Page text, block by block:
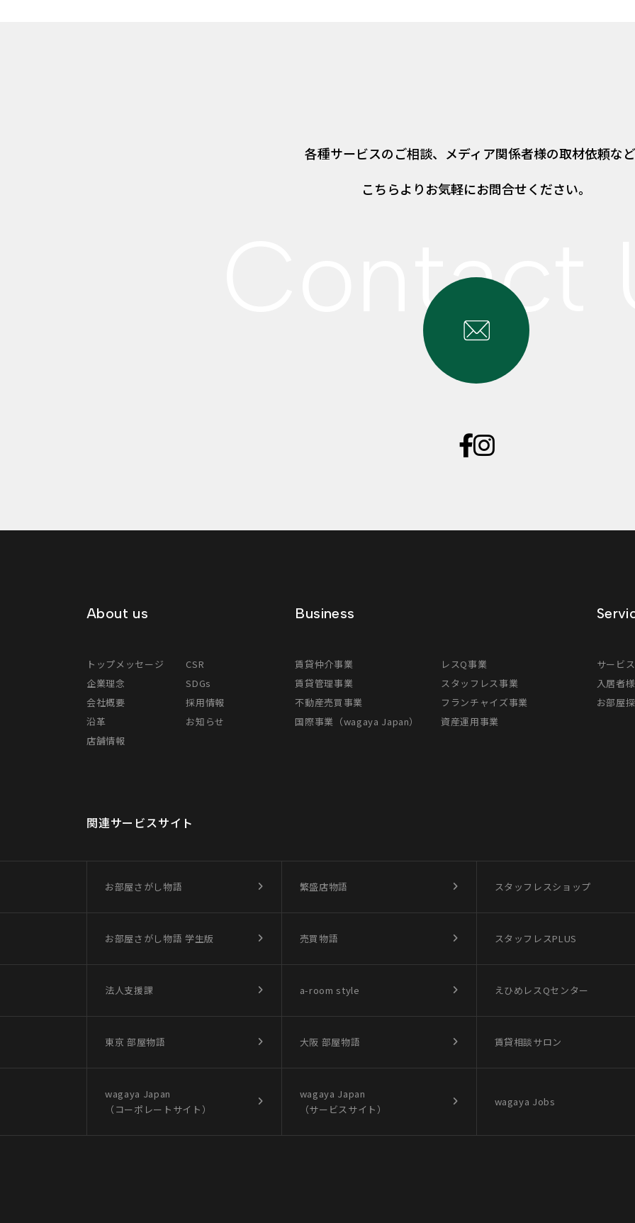
各種サービスのご相談、 メディア関係者様の取材依頼な
こちらよりお気軽にお問合せください。
About us
トップメッセージ
企業理念
会社概要
沿革
店舗情報
CSR
SDGs
採用情報
お知らせ
Business
賃貸仲介事業
賃貸管理事業
不動産売買事業
国際事業（wagaya Japan）
レスQ事業
スタッフレス事業
フランチャイズ事業
資産運用事業
サービ
入居者
お部屋
関連サービスサイト
お部屋さがし物語 繁盛店物語 スタッフレスショップ
お部屋さがし物語 学生版 売買物語 スタッフレスPLUS
法人支援課 a-room style えひめレスQセンター
東京 部屋物語 大阪 部屋物語 賃貸相談サロン
wagaya Japan
（コーポレートサイト）
wagaya Japan
（サービスサイト）
wagaya Jobs